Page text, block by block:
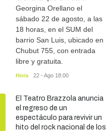
Georgina Orellano el
sábado 22 de agosto, a las
18 horas, en el SUM del
barrio San Luis, ubicado en
Chubut 755, con entrada
libre y gratuita.
Hora 22 - Ago 18:00
El Teatro Brazzola anuncia
el regreso de un
espectáculo para revivir un
hito del rock nacional de los